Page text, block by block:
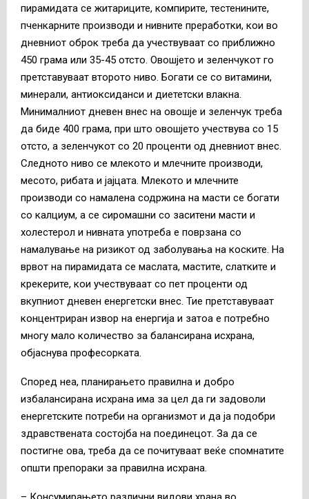
пирамидата се житариците, компирите, тестенините,
пченкарните производи и нивните преработки, кои во
дневниот оброк треба да учествуваат со приближно
450 грама или 35-45 отсто. Овошјето и зеленчукот го
претставуваат второто ниво. Богати се со витамини,
минерали, антиоксиданси и диететски влакна.
Минималниот дневен внес на овошје и зеленчук треба
да биде 400 грама, при што овошјето учествува со 15
отсто, а зеленчукот со 20 проценти од дневниот внес.
Следното ниво се млекото и млечните производи,
месото, рибата и јајцата. Млекото и млечните
производи со намалена содржина на масти се богати
со калциум, а се сиромашни со заситени масти и
холестерол и нивната употреба е поврзана со
намалување на ризикот од заболувања на коските. На
врвот на пирамидата се маслата, мастите, слатките и
крекерите, кои учествуваат со пет проценти од
вкупниот дневен енергетски внес. Тие претставуваат
концентриран извор на енергија и затоа е потребно
многу мало количество за балансирана исхрана,
објаснува професорката.
Според неа, планирањето правилна и добро
избалансирана исхрана има за цел да ги задоволи
енергетските потреби на организмот и да ја подобри
здравствената состојба на поединецот. За да се
постигне ова, треба да се почитуваат веќе спомнатите
општи препораки за правилна исхрана.